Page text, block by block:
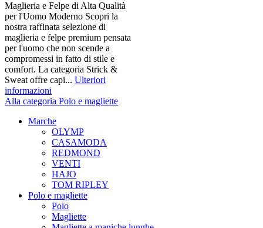
Maglieria e Felpe di Alta Qualità
per l'Uomo Moderno Scopri la
nostra raffinata selezione di
maglieria e felpe premium pensata
per l'uomo che non scende a
compromessi in fatto di stile e
comfort. La categoria Strick &
Sweat offre capi... Ulteriori
informazioni
Alla categoria Polo e magliette
Marche
OLYMP
CASAMODA
REDMOND
VENTI
HAJO
TOM RIPLEY
Polo e magliette
Polo
Magliette